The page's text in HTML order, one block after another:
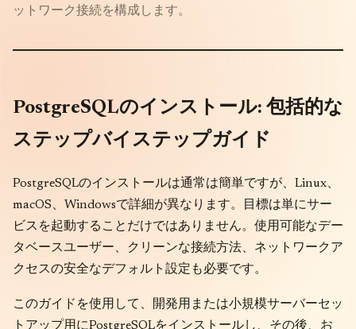
ットワーク接続を構成します。
PostgreSQLのインストール: 包括的な
ステップバイステップガイド
PostgreSQLのインストールは通常は簡単ですが、Linux、
macOS、Windowsで詳細が異なります。目標は単にサー
ビスを起動することだけではありません。使用可能なデー
タベースユーザー、クリーンな接続方法、ネットワークア
クセスの安全なデフォルト設定も必要です。
このガイドを使用して、開発用または小規模サーバーセッ
トアップ用にPostgreSQLをインストールし、その後、お